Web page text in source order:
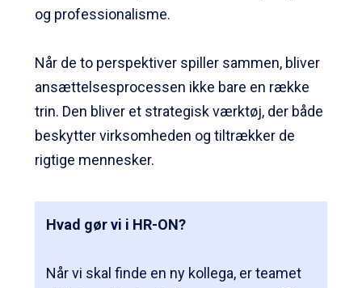
og professionalisme.
Når de to perspektiver spiller sammen, bliver
ansættelsesprocessen ikke bare en række
trin. Den bliver et strategisk værktøj, der både
beskytter virksomheden og tiltrækker de
rigtige mennesker.
Hvad gør vi i HR-ON?
Når vi skal finde en ny kollega, er teamet